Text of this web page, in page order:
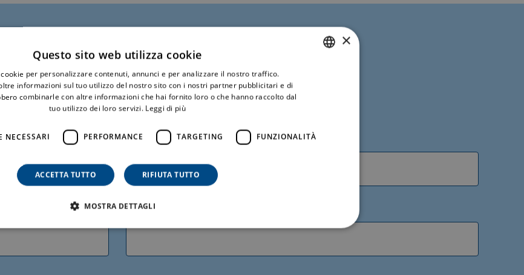
Cognome*
Telefono*
×
Questo sito web utilizza cookie
per personalizzare contenuti, annunci e per analizzare il nostro traffico.
informazioni sul tuo utilizzo del nostro sito con i nostri partner pubblicitari e di
combinarle con altre informazioni che hai fornito loro o che hanno raccolto dal
tuo utilizzo dei loro servizi. Leggi di più
NECESSARI PERFORMANCE TARGETING FUNZIONALITÀ
ACCETTA TUTTO RIFIUTA TUTTO
MOSTRA DETTAGLI